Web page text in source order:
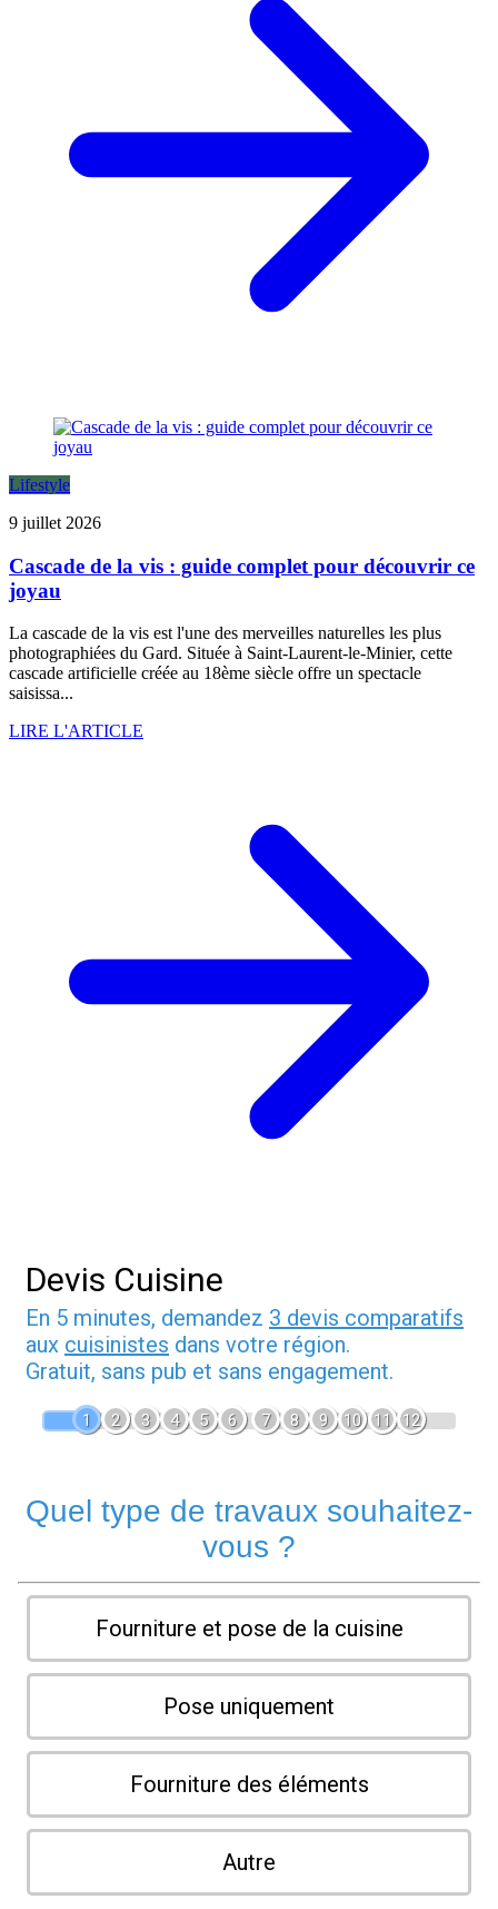
Lifestyle
9 juillet 2026
Cascade de la vis : guide complet pour découvrir ce
joyau
La cascade de la vis est l'une des merveilles naturelles les plus
photographiées du Gard. Située à Saint-Laurent-le-Minier, cette
cascade artificielle créée au 18ème siècle offre un spectacle
saisissa...
LIRE L'ARTICLE
Devis Cuisine
En 5 minutes, demandez 3 devis comparatifs
aux cuisinistes dans votre région.
Gratuit, sans pub et sans engagement.
1 2 3 4 5 6 7 8 9 10 11 12
Quel type de travaux souhaitez-
vous ?
Fourniture et pose de la cuisine
Pose uniquement
Fourniture des éléments
Autre